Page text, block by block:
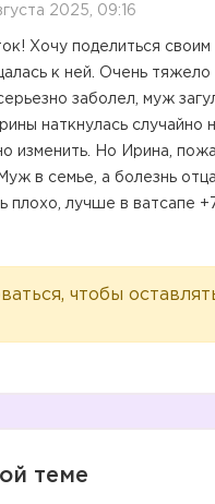
2025, 09:16
Хочу поделиться
к ней. Очень тяжело
заболел, муж
наткнулась
изменить. Но Ирина,
Муж в семье, а болезнь
плохо, лучше в ватсапе
чтобы
теме